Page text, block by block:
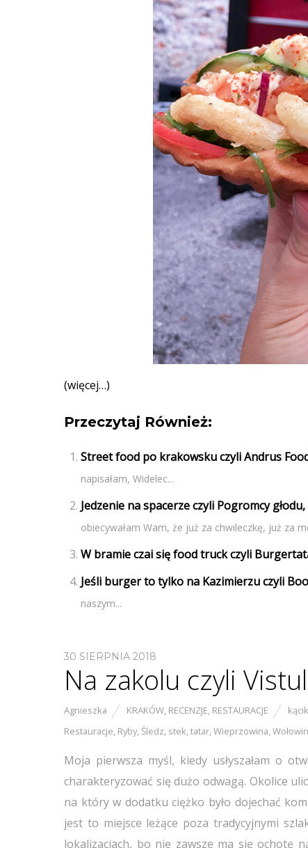
(więcej…)
Przeczytaj Również:
Street food po krakowsku czyli Andrus
napisałam, Widelec...
Jedzenie na spacerze czyli Pogromcy
obiecywałam Wam, że już za chwileczkę, już za
W bramie czai się food truck czyli
Jeśli burger to tylko na Kazimierzu czyli
naszym...
30 SIERPNIA 2018
Na zakolu czyli
Agnieszka KRAKÓW, RECENZJE, RESTAURACJE
Restauracje, Ryby,Śledz, stek,tatar,Wieprzowina,
Moja pierwsza myśl, kiedy usłyszałam o
charakteryzować się dużo odwagą. Okolice
na który w dodatku ciężko było dojechać
jest to miejsce leżące poza tradycyjnymi
lokalizacjach, bo nie zawsze ma się ochotę